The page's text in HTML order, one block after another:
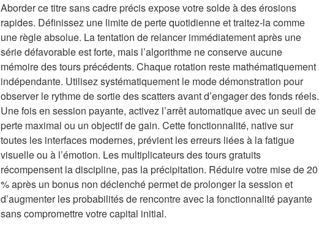
Aborder ce titre sans cadre précis expose votre solde à des érosions
rapides. Définissez une limite de perte quotidienne et traitez-la comme
une règle absolue. La tentation de relancer immédiatement après une
série défavorable est forte, mais l’algorithme ne conserve aucune
mémoire des tours précédents. Chaque rotation reste mathématiquement
indépendante. Utilisez systématiquement le mode démonstration pour
observer le rythme de sortie des scatters avant d’engager des fonds réels.
Une fois en session payante, activez l’arrêt automatique avec un seuil de
perte maximal ou un objectif de gain. Cette fonctionnalité, native sur
toutes les interfaces modernes, prévient les erreurs liées à la fatigue
visuelle ou à l’émotion. Les multiplicateurs des tours gratuits
récompensent la discipline, pas la précipitation. Réduire votre mise de 20
% après un bonus non déclenché permet de prolonger la session et
d’augmenter les probabilités de rencontre avec la fonctionnalité payante
sans compromettre votre capital initial.